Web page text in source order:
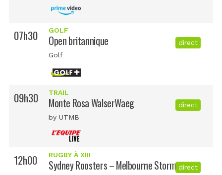
07h30 GOLF
Open britannique
Golf
direct
09h30 TRAIL
Monte Rosa WalserWaeg
by UTMB
direct
12h00 RUGBY À XIII
Sydney Roosters – Melbourne Storm direct